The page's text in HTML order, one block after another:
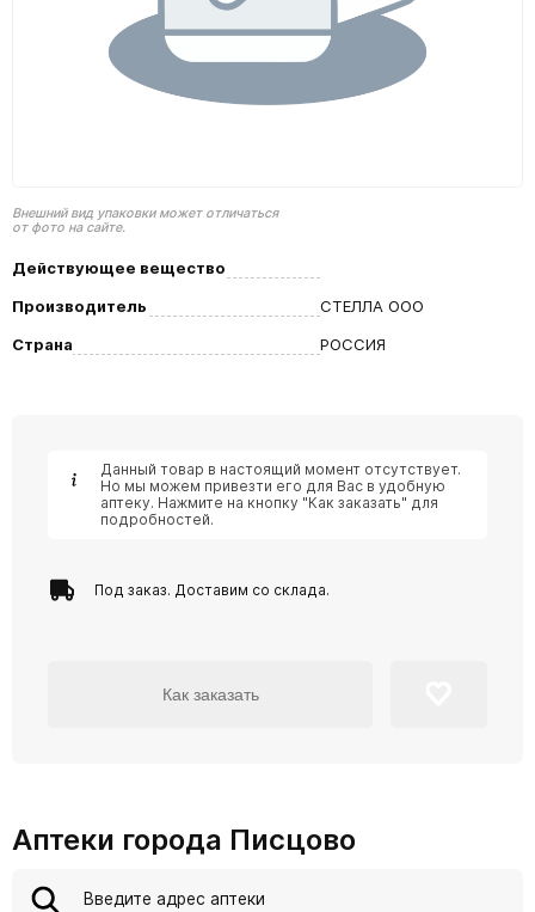
Внешний вид упаковки может отличаться
от фото на сайте.
Действующее вещество
Производитель
СТЕЛЛА ООО
Страна
РОССИЯ
Данный товар в настоящий момент отсутствует.
Но мы можем привезти его для Вас в удобную
аптеку. Нажмите на кнопку "Как заказать" для
подробностей.
Под заказ. Доставим со склада.
Как заказать
Аптеки города Писцово